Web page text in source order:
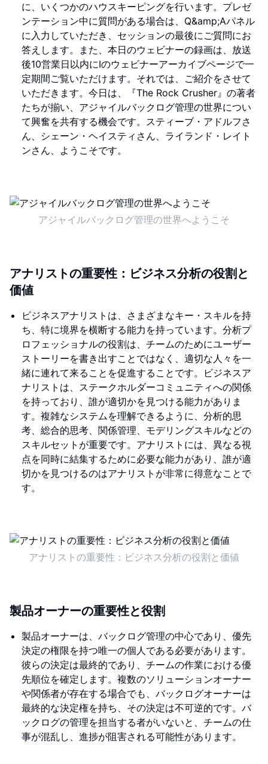
に、いくつかのハウスキーピングを行います。プレゼ
ンテーション中に質問がある場合は、Q&amp;Aパネル
に入力していただき、セッションの最後にご質問にお
答えします。また、本日のウェビナーの録画は、放送
後10営業日以内にIのウェビナーアーカイブページで一
定期間ご覧いただけます。それでは、ご紹介をさせて
いただきます。今日は、『The Rock Crusher』の著者
たちが揃い、アジャイルバックログ管理の世界につい
て興奮を共有する機会です。スティーブ・アドルフさ
ん、シェーン・ヘイスティさん、ライランド・レイト
ンさん、ようこそです。
アジャイルバックログ管理の世界へようこそ
アナリストの重要性：ビジネス分析の役割と
価値
ビジネスアナリストは、さまざまなキー・スキルを持
ち、特に境界を横断する能力を持っています。分析プ
ロフェッショナルの役割は、チームのためにユーザー
ストーリーを書き出すことではなく、適切な人々を一
緒に連れて来ることを促進することです。ビジネスア
ナリストは、ステークホルダーコミュニティへの関係
を持っており、誰が適切かを見つける能力がありま
す。複雑なシステムを理解できるように、分析的思
考、総合的思考、関係管理、モデリングスキルなどの
スキルセットが重要です。アナリストには、異なる視
点を同時に結集するために必要な能力があり、誰が適
切かを見つけるのはアナリストが非常に得意なことで
す。
アナリストの重要性：ビジネス分析の役割と価値
製品オーナーの重要性と役割
製品オーナーは、バックログ管理の中心であり、優先
決定の権限を持つ唯一の個人である必要があります。
彼らの決定は最終的であり、チームの作業における優
先順位を確定します。複数のソリューションオーナー
や関係者が存在する場合でも、バックログオーナーは
最終的な決定権を持ち、その決定は不可逆的です。バ
ックログの管理を担当する者がいないと、チームの仕
事が混乱し、進捗が阻害される可能性があります。